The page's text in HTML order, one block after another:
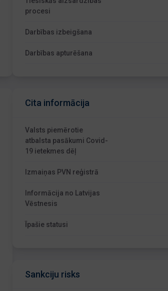
procesi
Darbības izbeigšana
Darbības apturēšana
Cita informācija
Valsts piemērotie
atbalsta pasākumi Covid-
19 ietekmes dēļ
Izmaiņas PVN reģistrā
Informācija no Latvijas
Vēstnesis
Īpašie statusi
Sankciju risks